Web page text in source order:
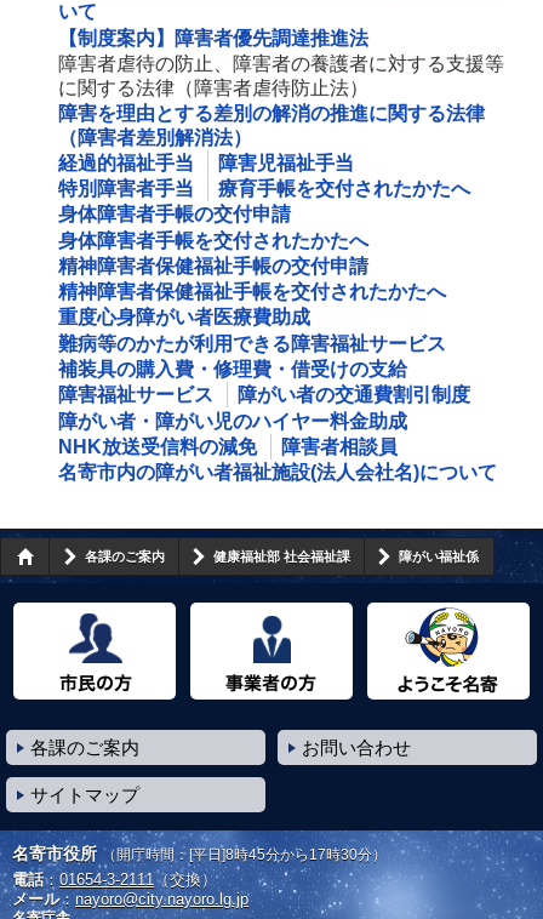
いて
【制度案内】障害者優先調達推進法
障害者虐待の防止、障害者の養護者に対する支援等
に関する法律（障害者虐待防止法）
障害を理由とする差別の解消の推進に関する法律
（障害者差別解消法）
経過的福祉手当
障害児福祉手当
特別障害者手当
療育手帳を交付されたかたへ
身体障害者手帳の交付申請
身体障害者手帳を交付されたかたへ
精神障害者保健福祉手帳の交付申請
精神障害者保健福祉手帳を交付されたかたへ
重度心身障がい者医療費助成
難病等のかたが利用できる障害福祉サービス
補装具の購入費・修理費・借受けの支給
障害福祉サービス
障がい者の交通費割引制度
障がい者・障がい児のハイヤー料金助成
NHK放送受信料の減免
障害者相談員
名寄市内の障がい者福祉施設(法人会社名)について
各課のご案内 健康福祉部 社会福祉課 障がい福祉係
各課のご案内 お問い合わせ
サイトマップ
名寄市役所 （開庁時間：[平日]8時45分から17時30分）
電話：01654-3-2111 （交換）
メール： nayoro@city.nayoro.lg.jp